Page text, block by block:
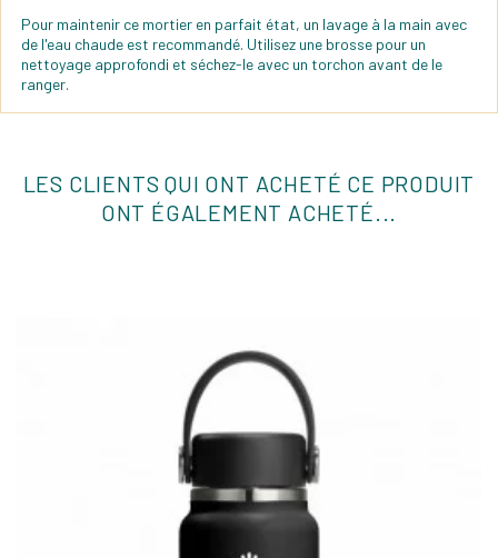
Pour maintenir ce mortier en parfait état, un lavage à la main avec
de l'eau chaude est recommandé. Utilisez une brosse pour un
nettoyage approfondi et séchez-le avec un torchon avant de le
ranger.
LES CLIENTS QUI ONT ACHETÉ CE PRODUIT
ONT ÉGALEMENT ACHETÉ...